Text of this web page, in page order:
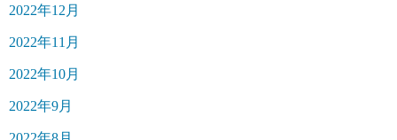
2022年12月
2022年11月
2022年10月
2022年9月